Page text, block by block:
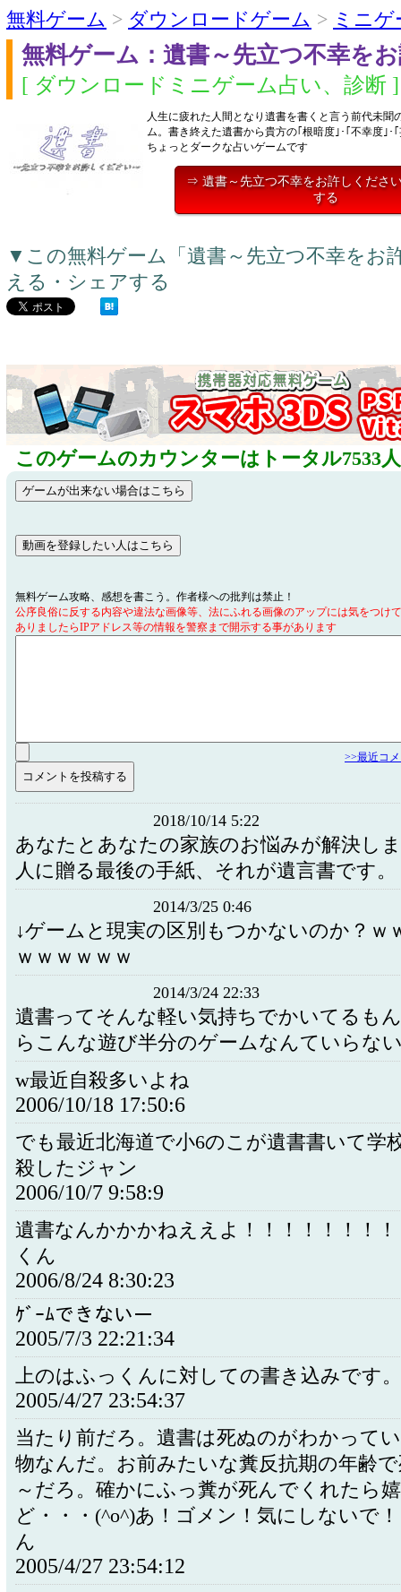
無料ゲーム > ダウンロードゲーム > ミニゲ
無料ゲーム：遺書～先立つ不幸を
[ ダウンロードミニゲーム占い、診断 ]
人生に疲れた人間となり遺書を書くと言う前代未聞
ム。書き終えた遺書から貴方の｢根暗度｣･｢不幸度｣･
ちょっとダークな占いゲームです
⇒ 遺書～先立つ不幸をお許しくださ
する
▼この無料ゲーム「遺書～先立つ不幸をお
える・シェアする
このゲームのカウンターはトータル7533
無料ゲーム攻略、感想を書こう。作者様への批判は禁止！
公序良俗に反する内容や違法な画像等、法にふれる画像のアップには気をつけ
ありましたらIPアドレス等の情報を警察まで開示する事があります
>>最近コ
2018/10/14 5:22
あなたとあなたの家族のお悩みが解決し
人に贈る最後の手紙、それが遺言書です。
2014/3/25 0:46
↓ゲームと現実の区別もつかないのか？ｗ
ｗｗｗｗｗｗ
2014/3/24 22:33
遺書ってそんな軽い気持ちでかいてるも
らこんな遊び半分のゲームなんていらな
w最近自殺多いよね
2006/10/18 17:50:6
でも最近北海道で小6のこが遺書書いて学
殺したジャン
2006/10/7 9:58:9
遺書なんかかかねええよ！！！！！！
くん
2006/8/24 8:30:23
ｹﾞｰﾑできないー
2005/7/3 22:21:34
上のはふっくんに対しての書き込みです。
2005/4/27 23:54:37
当たり前だろ。遺書は死ぬのがわかって
物なんだ。お前みたいな糞反抗期の年齢
～だろ。確かにふっ糞が死んでくれたら
ど・・・(^o^)あ！ゴメン！気にしないで
ん
2005/4/27 23:54:12